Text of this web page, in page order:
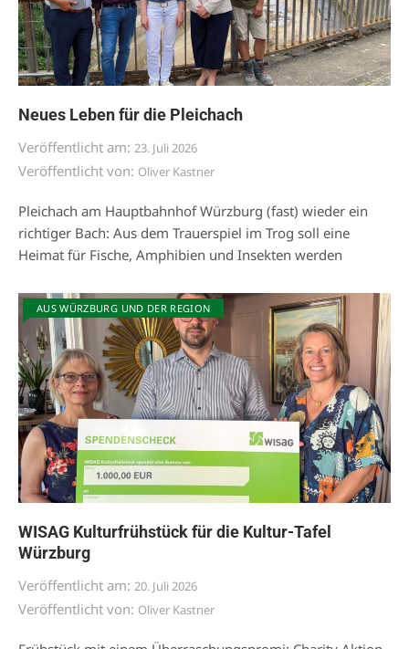
Neues Leben für die Pleichach
Veröffentlicht am: 23. Juli 2026
Veröffentlicht von: Oliver Kastner
Pleichach am Hauptbahnhof Würzburg (fast) wieder ein
richtiger Bach: Aus dem Trauerspiel im Trog soll eine
Heimat für Fische, Amphibien und Insekten werden
AUS WÜRZBURG UND DER REGION
WISAG Kulturfrühstück für die Kultur-Tafel
Würzburg
Veröffentlicht am: 20. Juli 2026
Veröffentlicht von: Oliver Kastner